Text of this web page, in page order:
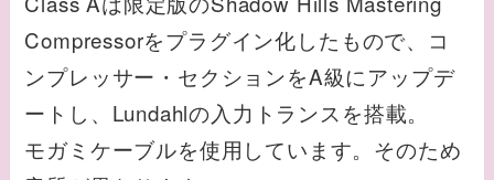
Compressorをプラグイン化したもので、コ
ンプレッサー・セクションをA級にアップデ
ートし、Lundahlの入力トランスを搭載。
モガミケーブルを使用しています。そのため